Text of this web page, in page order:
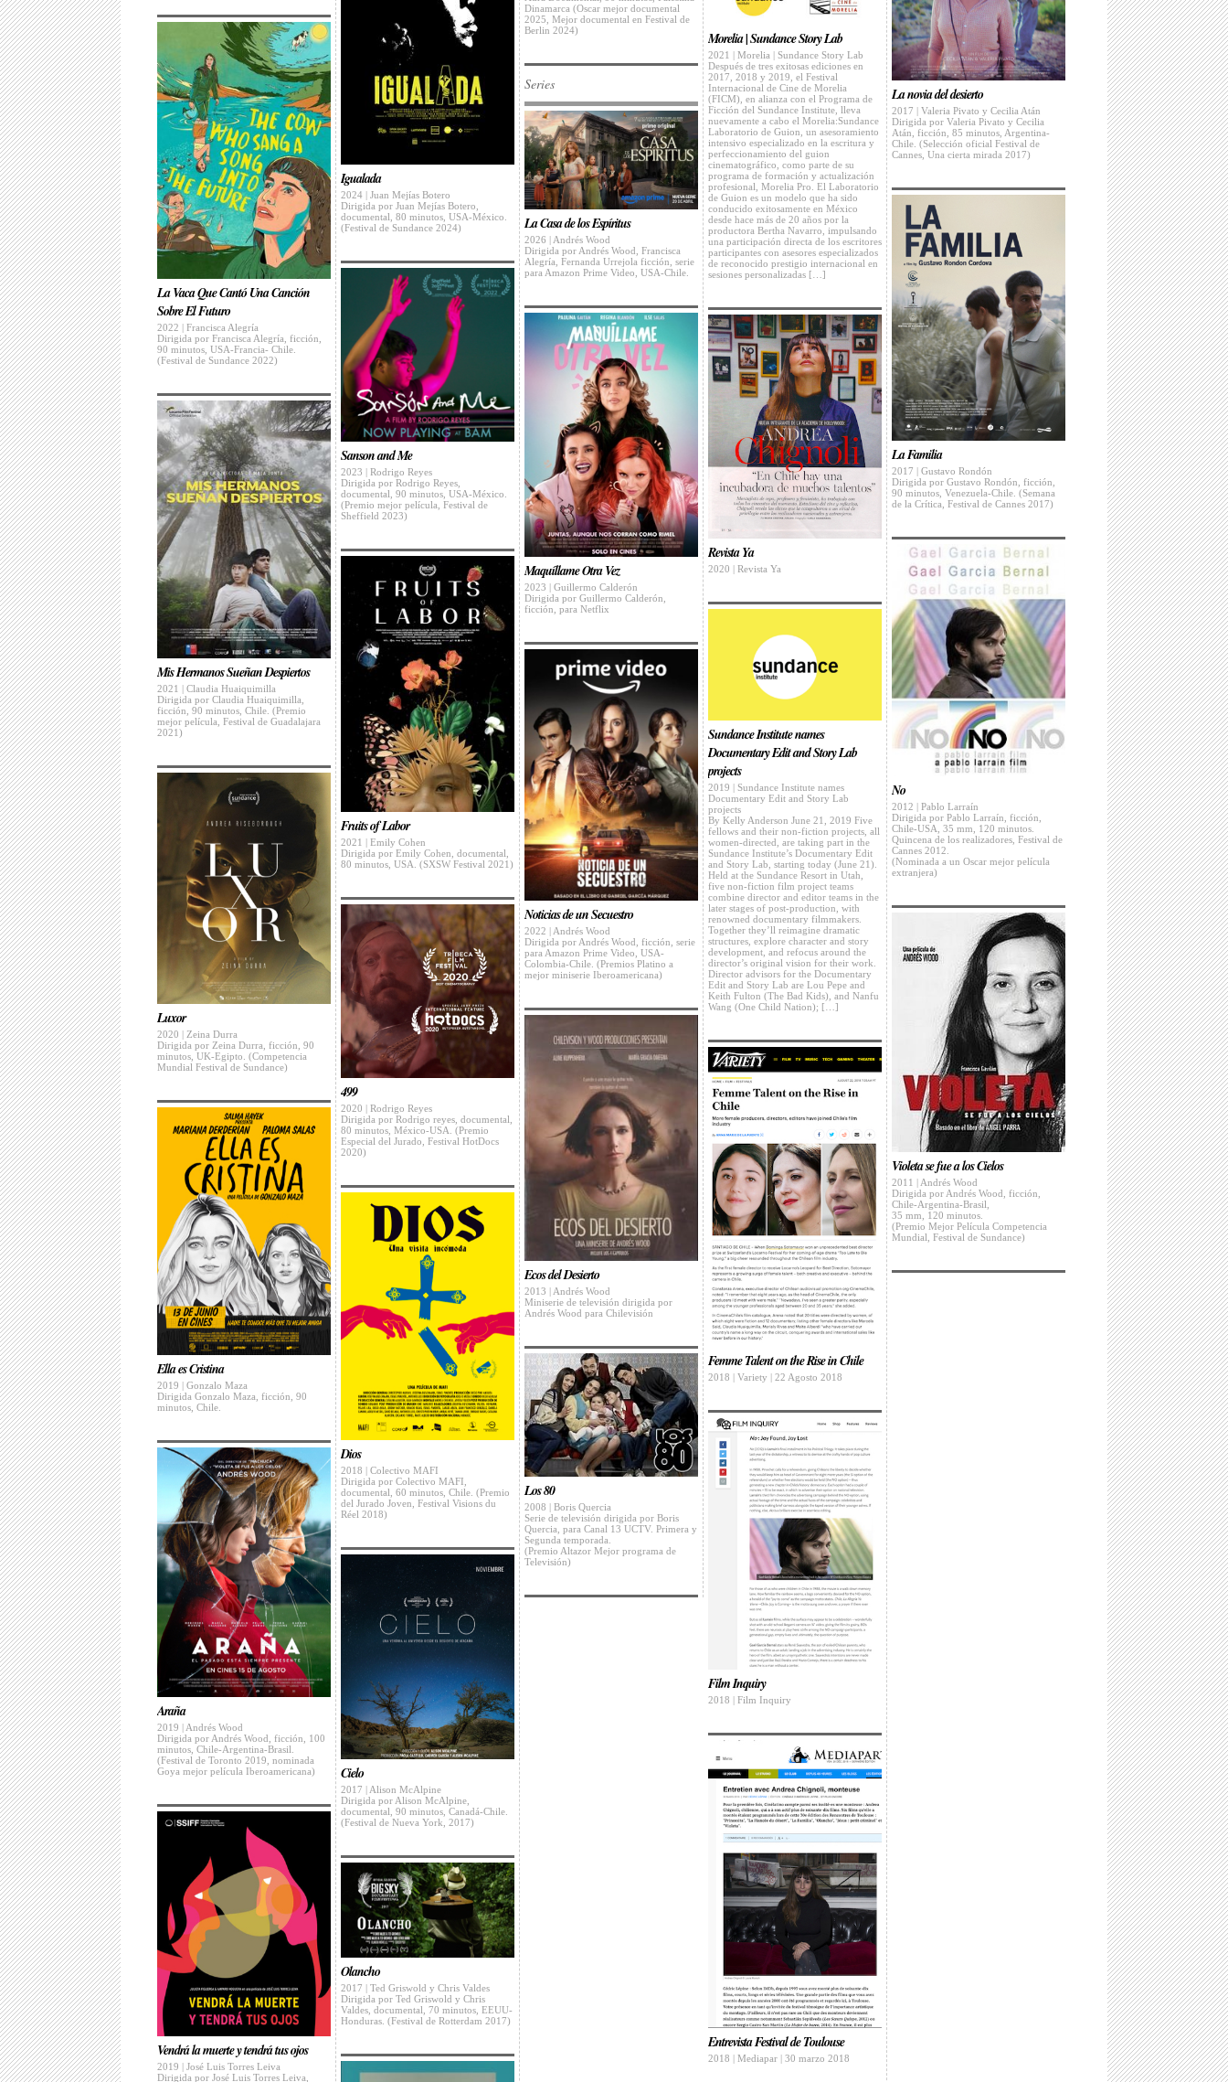
La Vaca Que Cantó Una Canción
Sobre El Futuro
2022 | Francisca Alegría
Dirigida por Francisca Alegría, ficción,
90 minutos, USA-Francia- Chile.
(Festival de Sundance 2022)
Mis Hermanos Sueñan Despiertos
2021 | Claudia Huaiquimilla
Dirigida por Claudia Huaiquimilla,
ficción, 90 minutos, Chile. (Premio
mejor película, Festival de Guadalajara
2021)
Luxor
2020 | Zeina Durra
Dirigida por Zeina Durra, ficción, 90
minutos, UK-Egipto. (Competencia
Mundial Festival de Sundance)
Ella es Cristina
2019 | Gonzalo Maza
Dirigida Gonzalo Maza, ficción, 90
minutos, Chile.
Araña
2019 | Andrés Wood
Dirigida por Andrés Wood, ficción, 100
minutos, Chile-Argentina-Brasil.
(Festival de Toronto 2019, nominada
Goya mejor película Iberoamericana)
Vendrá la muerte y tendrá tus ojos
2019 | José Luis Torres Leiva
Dirigida por José Luis Torres Leiva,
Igualada
2024 | Juan Mejías Botero
Dirigida por Juan Mejías Botero,
documental, 80 minutos, USA-México.
(Festival de Sundance 2024)
Sanson and Me
2023 | Rodrigo Reyes
Dirigida por Rodrigo Reyes,
documental, 90 minutos, USA-México.
(Premio mejor película, Festival de
Sheffield 2023)
Fruits of Labor
2021 | Emily Cohen
Dirigida por Emily Cohen, documental,
80 minutos, USA. (SXSW Festival 2021)
499
2020 | Rodrigo Reyes
Dirigida por Rodrigo reyes, documental,
80 minutos, México-USA. (Premio
Especial del Jurado, Festival HotDocs
2020)
Dios
2018 | Colectivo MAFI
Dirigida por Colectivo MAFI,
documental, 60 minutos, Chile. (Premio
del Jurado Joven, Festival Visions du
Réel 2018)
Cielo
2017 | Alison McAlpine
Dirigida por Alison McAlpine,
documental, 90 minutos, Canadá-Chile.
(Festival de Nueva York, 2017)
Olancho
2017 | Ted Griswold y Chris Valdes
Dirigida por Ted Griswold y Chris
Valdes, documental, 70 minutos, EEUU-
Honduras. (Festival de Rotterdam 2017)
Dinamarca (Oscar mejor documental
2025, Mejor documental en Festival de
Berlin 2024)
Series
La Casa de los Espíritus
2026 | Andrés Wood
Dirigida por Andrés Wood, Francisca
Alegría, Fernanda Urrejola ficción, serie
para Amazon Prime Video, USA-Chile.
Maquíllame Otra Vez
2023 | Guillermo Calderón
Dirigida por Guillermo Calderón,
ficción, para Netflix
Noticias de un Secuestro
2022 | Andrés Wood
Dirigida por Andrés Wood, ficción, serie
para Amazon Prime Video, USA-
Colombia-Chile. (Premios Platino a
mejor miniserie Iberoamericana)
Ecos del Desierto
2013 | Andrés Wood
Miniserie de televisión dirigida por
Andrés Wood para Chilevisión
Los 80
2008 | Boris Quercia
Serie de televisión dirigida por Boris
Quercia, para Canal 13 UCTV. Primera y
Segunda temporada.
(Premio Altazor Mejor programa de
Televisión)
Morelia | Sundance Story Lab
2021 | Morelia | Sundance Story Lab
Después de tres exitosas ediciones en
2017, 2018 y 2019, el Festival
Internacional de Cine de Morelia
(FICM), en alianza con el Programa de
Ficción del Sundance Institute, lleva
nuevamente a cabo el Morelia:Sundance
Laboratorio de Guion, un asesoramiento
intensivo especializado en la escritura y
perfeccionamiento del guion
cinematográfico, como parte de su
programa de formación y actualización
profesional, Morelia Pro. El Laboratorio
de Guion es un modelo que ha sido
conducido exitosamente en México
desde hace más de 20 años por la
productora Bertha Navarro, impulsando
una participación directa de los escritores
participantes con asesores especializados
de reconocido prestigio internacional en
sesiones personalizadas […]
Revista Ya
2020 | Revista Ya
Sundance Institute names
Documentary Edit and Story Lab
projects
2019 | Sundance Institute names
Documentary Edit and Story Lab
projects
By Kelly Anderson June 21, 2019 Five
fellows and their non-fiction projects, all
women-directed, are taking part in the
Sundance Institute’s Documentary Edit
and Story Lab, starting today (June 21).
Held at the Sundance Resort in Utah,
five non-fiction film project teams
combine director and editor teams in the
later stages of post-production, with
renowned documentary filmmakers.
Together they’ll reimagine dramatic
structures, explore character and story
development, and refocus around the
director’s original vision for their work.
Director advisors for the Documentary
Edit and Story Lab are​ ​Lou Pepe and
Keith Fulton​ ​(The Bad Kids), ​and Nanfu
Wang​ (One Child Nation); […]
Femme Talent on the Rise in Chile
2018 | Variety | 22 Agosto 2018
Film Inquiry
2018 | Film Inquiry
Entrevista Festival de Toulouse
2018 | Mediapar | 30 marzo 2018
La novia del desierto
2017 | Valeria Pivato y Cecilia Atán
Dirigida por Valeria Pivato y Cecilia
Atán, ficción, 85 minutos, Argentina-
Chile. (Selección oficial Festival de
Cannes, Una cierta mirada 2017)
La Familia
2017 | Gustavo Rondón
Dirigida por Gustavo Rondón, ficción,
90 minutos, Venezuela-Chile. (Semana
de la Crítica, Festival de Cannes 2017)
No
2012 | Pablo Larraín
Dirigida por Pablo Larraín, ficción,
Chile-USA, 35 mm, 120 minutos.
Quincena de los realizadores, Festival de
Cannes 2012.
(Nominada a un Oscar mejor película
extranjera)
Violeta se fue a los Cielos
2011 | Andrés Wood
Dirigida por Andrés Wood, ficción,
Chile-Argentina-Brasil,
35 mm, 120 minutos.
(Premio Mejor Película Competencia
Mundial, Festival de Sundance)